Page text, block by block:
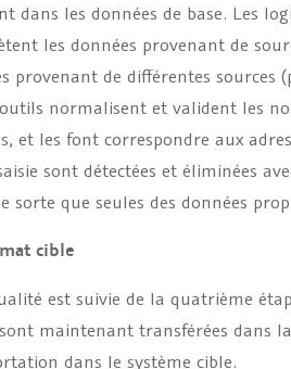
dans les données de base. Les
les données provenant de
provenant de différentes sources
normalisent et valident les
et les font correspondre aux
sont détectées et éliminées
sorte que seules des données
cible
est suivie de la quatrième
sont maintenant transférées dans
dans le système cible.